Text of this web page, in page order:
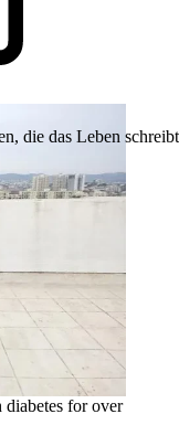
die das Leben schreibt
for over